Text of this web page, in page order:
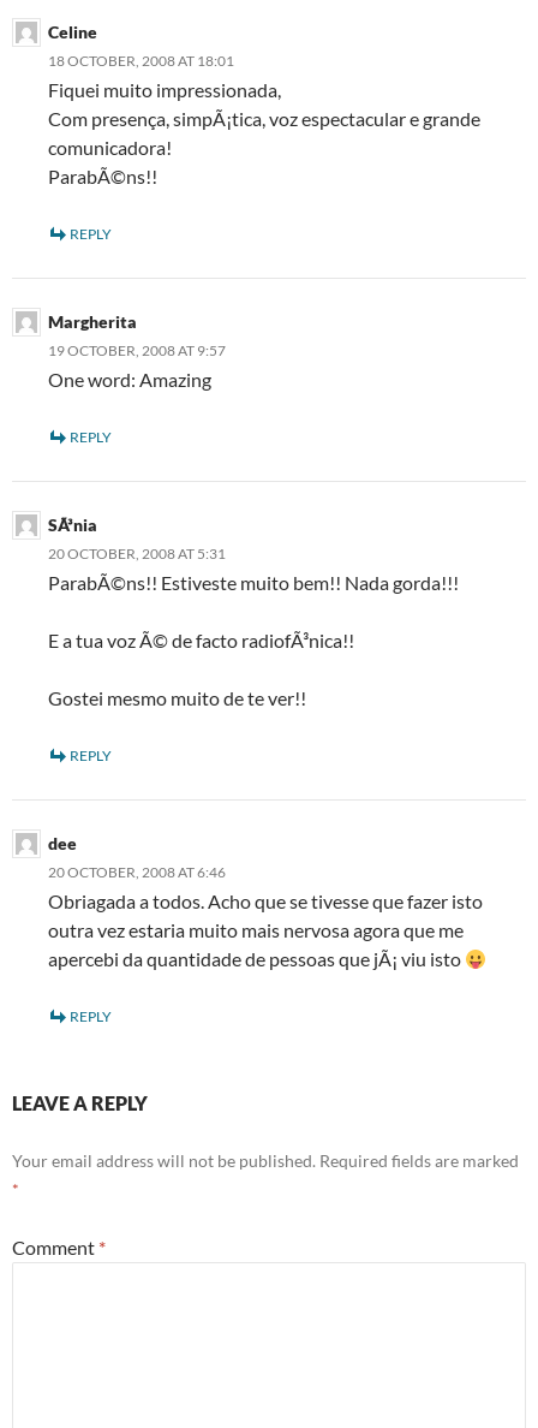
Celine
18 OCTOBER, 2008 AT 18:01
Fiquei muito impressionada,
Com presença, simpÃ¡tica, voz espectacular e grande
comunicadora!
ParabÃ©ns!!
REPLY
Margherita
19 OCTOBER, 2008 AT 9:57
One word: Amazing
REPLY
SÃ³nia
20 OCTOBER, 2008 AT 5:31
ParabÃ©ns!! Estiveste muito bem!! Nada gorda!!!
E a tua voz Ã© de facto radiofÃ³nica!!
Gostei mesmo muito de te ver!!
REPLY
dee
20 OCTOBER, 2008 AT 6:46
Obriagada a todos. Acho que se tivesse que fazer isto
outra vez estaria muito mais nervosa agora que me
apercebi da quantidade de pessoas que jÃ¡ viu isto
REPLY
LEAVE A REPLY
Your email address will not be published. Required fields are marked
*
Comment *